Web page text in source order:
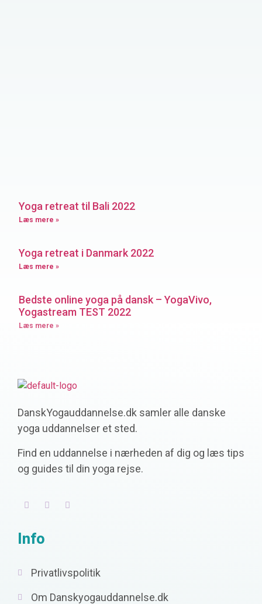
Yoga retreat til Bali 2022
Læs mere »
Yoga retreat i Danmark 2022
Læs mere »
Bedste online yoga på dansk – YogaVivo,
Yogastream TEST 2022
Læs mere »
DanskYogauddannelse.dk samler alle danske
yoga uddannelser et sted.
Find en uddannelse i nærheden af dig og læs tips
og guides til din yoga rejse.
Info
Privatlivspolitik
Om Danskyogauddannelse.dk